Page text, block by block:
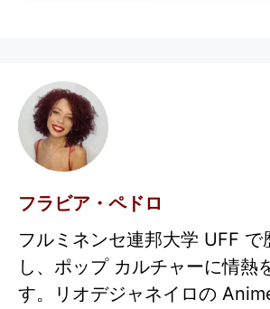
フラビア・ペドロ
フルミネンセ連邦大学 UFF で
し、ポップ カルチャーに情熱
す。リオデジャネイロの